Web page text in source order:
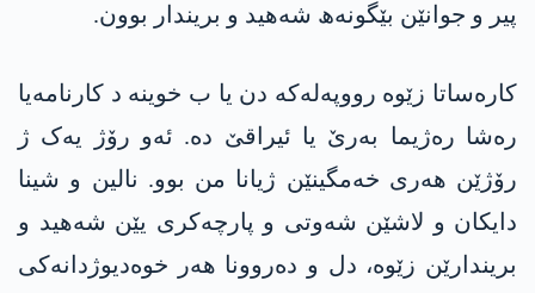
پیر و جوانێن بێگونەھ شەھید و بریندار بوون.
کارەساتا زێوه‌ رووپەلەکە دن یا ب خوینە د کارنامەیا
رەشا رەژیما بەرێ یا ئیراقێ دە. ئەو رۆژ یەک ژ
رۆژێن ھەری خەمگینێن ژیانا من بوو. نالین و شینا
دایکان و لاشێن شەوتی و پارچەکری یێن شەھید و
بریندارێن زێوه‌، دل و دەروونا ھەر خوەدیوژدانەکی